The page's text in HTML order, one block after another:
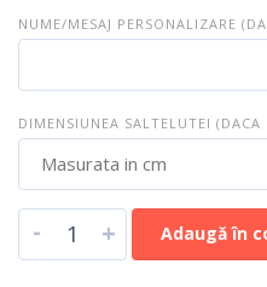
NUME/MESAJ PERSONALIZARE
DIMENSIUNEA SALTELUTEI (DACA
- + Adaugă în